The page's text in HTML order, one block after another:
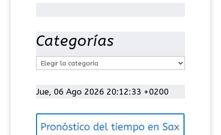
Categorías
t
g
Jue, 06 Ago 2026 20:12:33 +0200